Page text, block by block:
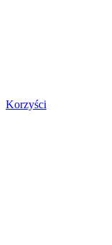
Korzyści